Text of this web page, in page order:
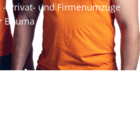
- Privat- und Firmenumzüge
Bauma